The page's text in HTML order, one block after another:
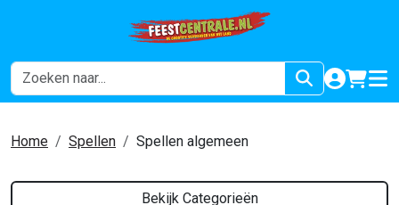
naar
Home Spellen Spellen algemeen
Bekijk Categorieën